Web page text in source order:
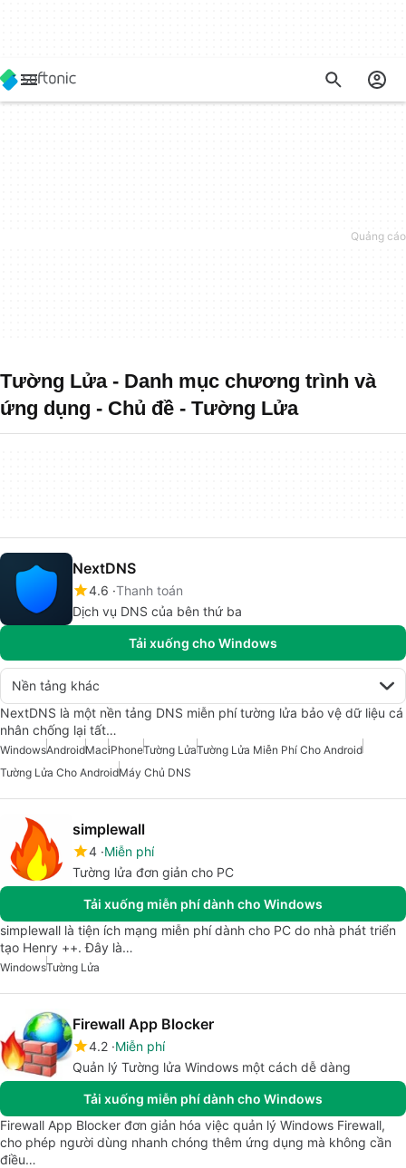
Tường Lửa - Danh mục chương trình và
ứng dụng - Chủ đề - Tường Lửa
NextDNS
4.6 Thanh toán
Dịch vụ DNS của bên thứ ba
Tải xuống cho Windows
Nền tảng khác
NextDNS là một nền tảng DNS miễn phí tường lửa bảo vệ dữ liệu cá
nhân chống lại tất…
WindowsAndroidMaciPhoneTường LửaTường Lửa Miễn Phí Cho Android
Tường Lửa Cho AndroidMáy Chủ DNS
simplewall
4 Miễn phí
Tường lửa đơn giản cho PC
Tải xuống miễn phí dành cho Windows
simplewall là tiện ích mạng miễn phí dành cho PC do nhà phát triển
tạo Henry ++. Đây là…
WindowsTường Lửa
Firewall App Blocker
4.2 Miễn phí
Quản lý Tường lửa Windows một cách dễ dàng
Tải xuống miễn phí dành cho Windows
Firewall App Blocker đơn giản hóa việc quản lý Windows Firewall,
cho phép người dùng nhanh chóng thêm ứng dụng mà không cần
điều…